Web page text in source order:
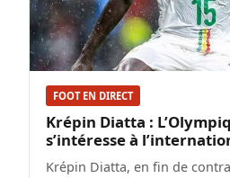
FOOT EN DIRECT
Krépin Diatta :
s’intéresse à
Krépin Diatta, en fin de